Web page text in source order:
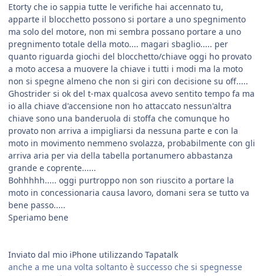
Etorty che io sappia tutte le verifiche hai accennato tu,
apparte il blocchetto possono si portare a uno spegnimento
ma solo del motore, non mi sembra possano portare a uno
pregnimento totale della moto.... magari sbaglio..... per
quanto riguarda giochi del blocchetto/chiave oggi ho provato
a moto accesa a muovere la chiave i tutti i modi ma la moto
non si spegne almeno che non si giri con decisione su off.....
Ghostrider si ok del t-max qualcosa avevo sentito tempo fa ma
io alla chiave d'accensione non ho attaccato nessun'altra
chiave sono una banderuola di stoffa che comunque ho
provato non arriva a impigliarsi da nessuna parte e con la
moto in movimento nemmeno svolazza, probabilmente con gli
arriva aria per via della tabella portanumero abbastanza
grande e coprente......
Bohhhhh..... oggi purtroppo non son riuscito a portare la
moto in concessionaria causa lavoro, domani sera se tutto va
bene passo.....
Speriamo bene
Inviato dal mio iPhone utilizzando Tapatalk
anche a me una volta soltanto è successo che si spegnesse